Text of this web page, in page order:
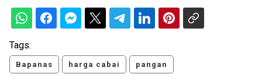
Tags:
Bapanas harga cabai pangan